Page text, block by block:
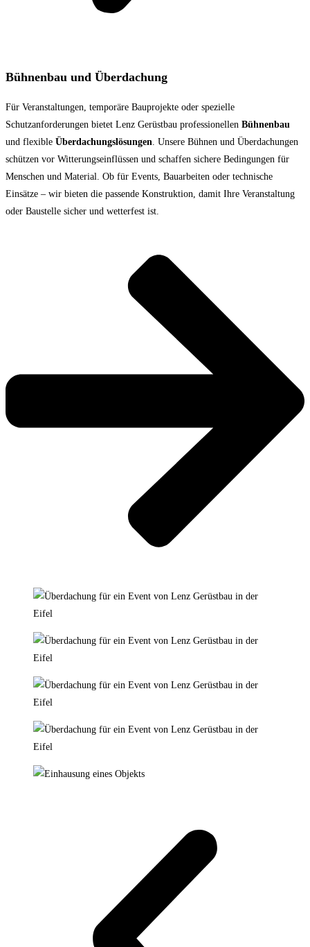
Bühnenbau und Überdachung
Für Veranstaltungen, temporäre Bauprojekte oder spezielle
Schutzanforderungen bietet Lenz Gerüstbau professionellen Bühnenbau
und flexible Überdachungslösungen. Unsere Bühnen und Überdachungen
schützen vor Witterungseinflüssen und schaffen sichere Bedingungen für
Menschen und Material. Ob für Events, Bauarbeiten oder technische
Einsätze – wir bieten die passende Konstruktion, damit Ihre Veranstaltung
oder Baustelle sicher und wetterfest ist.